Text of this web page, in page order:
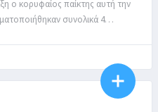
ο κορυφαίος παίκτης αυτή την
συνολικά 4…